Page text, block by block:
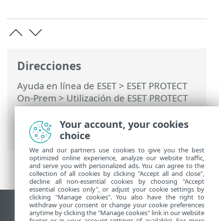
Direcciones
Ayuda en línea de ESET> ESET PROTECT
On-Prem>Utilización de ESET PROTECT
On-Prem>ESET PROTECT On-Prem Menú
principal
>Detecciones> Administrar
detecciones
Ver sitio para ordenador
Your account, your cookies
choice
We and our partners use cookies to give you the best
optimized online experience, analyze our website traffic,
and serve you with personalized ads. You can agree to the
collection of all cookies by clicking "Accept all and close",
decline all non-essential cookies by choosing "Accept
essential cookies only", or adjust your cookie settings by
clicking "Manage cookies". You also have the right to
withdraw your consent or change your cookie preferences
anytime by clicking the "Manage cookies" link in our website